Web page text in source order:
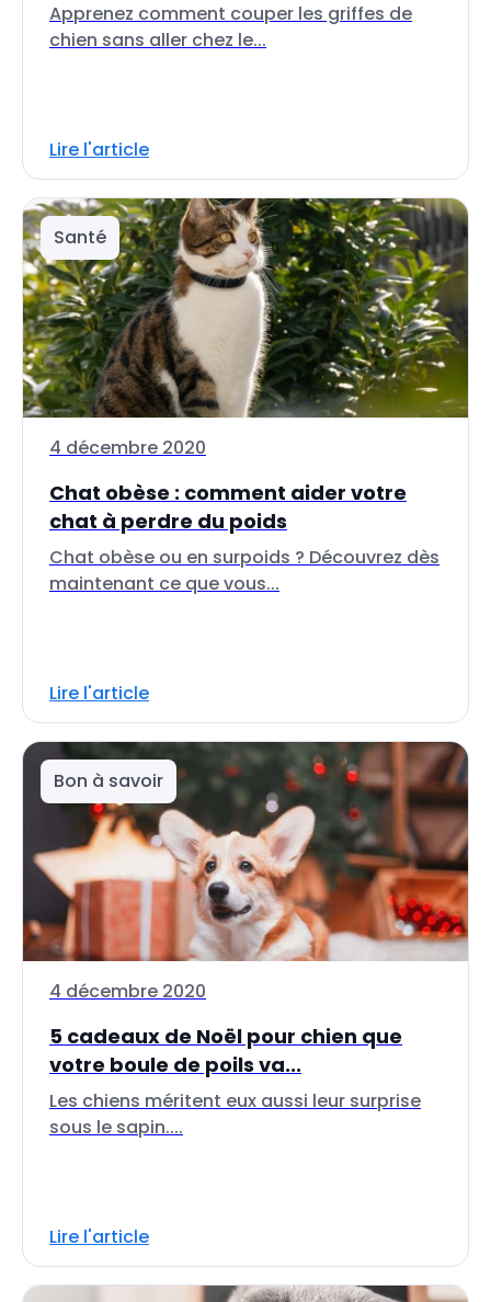
Apprenez comment couper les griffes de
chien sans aller chez le...
Lire l'article
Santé
4 décembre 2020
Chat obèse : comment aider votre
chat à perdre du poids
Chat obèse ou en surpoids ? Découvrez dès
maintenant ce que vous...
Lire l'article
Bon à savoir
4 décembre 2020
5 cadeaux de Noël pour chien que
votre boule de poils va...
Les chiens méritent eux aussi leur surprise
sous le sapin....
Lire l'article